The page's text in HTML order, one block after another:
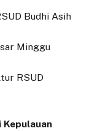
Budhi Asih
Minggu
RSUD